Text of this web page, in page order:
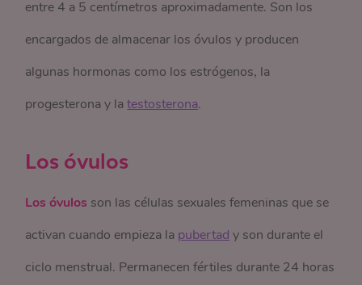
entre 4 a 5 centímetros aproximadamente. Son los
encargados de almacenar los óvulos y producen
algunas hormonas como los estrógenos, la
progesterona y latestosterona.
Los óvulos
Los óvulos son las células sexuales femeninas que se
activan cuando empieza la pubertad y son durante el
ciclo menstrual. Permanecen fértiles durante 24 horas